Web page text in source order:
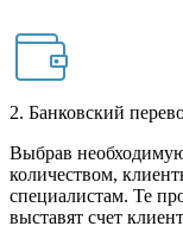
2. Банковский
Выбрав
количеством,
специалистам. Те
выставят счет